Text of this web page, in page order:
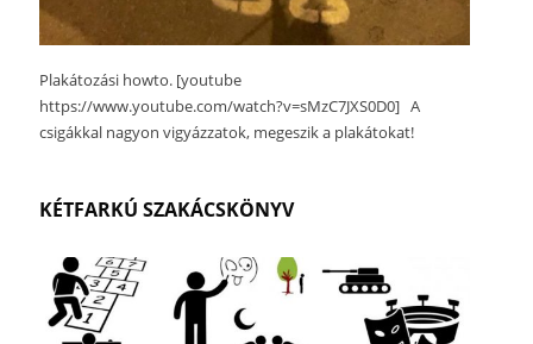
Plakátozási howto. [youtube
https://www.youtube.com/watch?v=sMzC7JXS0D0] A
csigákkal nagyon vigyázzatok, megeszik a plakátokat!
KÉTFARKÚ SZAKÁCSKÖNYV